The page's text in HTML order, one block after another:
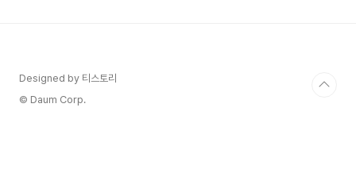
Designed by 티스토리
© Daum Corp.